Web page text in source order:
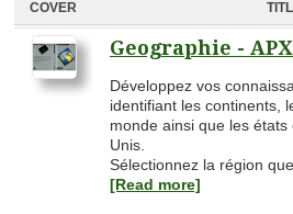
COVER
Geographie - APX
Développez vos
identifiant les continents,
monde ainsi que les
Unis.
Sélectionnez la région que
[Read more]